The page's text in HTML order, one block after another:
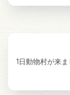
1日動物村が来ま